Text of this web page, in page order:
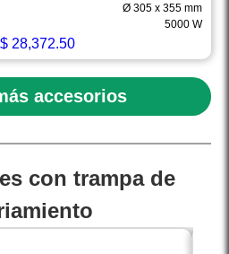
Ø 305 x 355 mm
5000 W
$ 28,372.50
accesorios
con trampa de